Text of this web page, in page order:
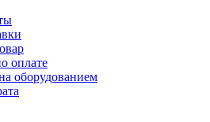
оплате
оборудованием